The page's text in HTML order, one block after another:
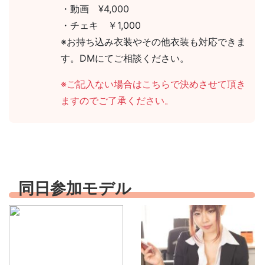
・動画 ¥4,000
・チェキ ￥1,000
※お持ち込み衣装やその他衣装も対応できま
す。DMにてご相談ください。
※ご記入ない場合はこちらで決めさせて頂き
ますのでご了承ください。
同日参加モデル